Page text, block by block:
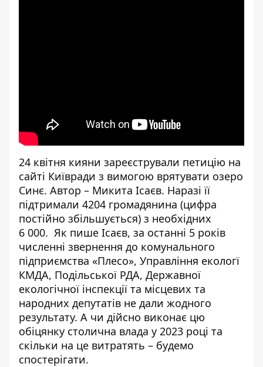
24 квітня кияни зареєстрували петицію на
сайті Київради з вимогою врятувати озеро
Синє. Автор – Микита Ісаєв. Наразі її
підтримали 4204 громадянина (цифра
постійно збільшується) з необхідних
6 000. Як пише Ісаєв, за останні 5 років
численні звернення до комунального
підприємства «Плесо», Управління екологї
КМДА, Подільської РДА, Державної
екологічної інспекції та місцевих та
народних депутатів не дали жодного
результату. А чи дійсно виконає цю
обіцянку столична влада у 2023 році та
скільки на це витратять – будемо
спостерігати.